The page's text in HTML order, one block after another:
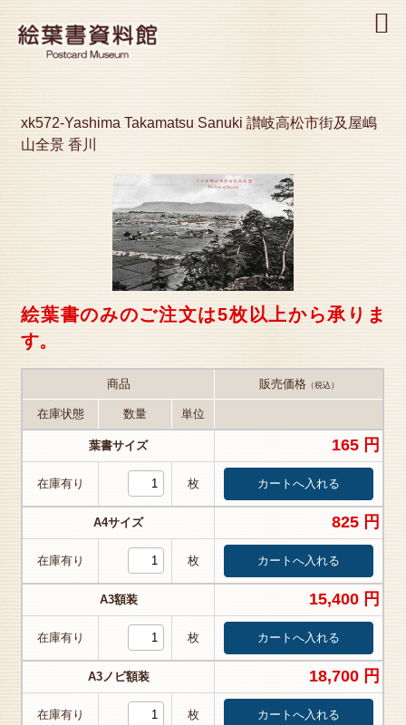
xk572-Yashima Takamatsu Sanuki 讃岐高松市街及屋嶋
山全景 香川
絵葉書のみのご注文は5枚以上から承りま
す。
商品 販売価格（税込）
在庫状態 数量 単位
葉書サイズ 165 円
在庫有り 枚
A4サイズ 825 円
在庫有り 枚
A3額装 15,400 円
在庫有り 枚
A3ノビ額装 18,700 円
在庫有り 枚